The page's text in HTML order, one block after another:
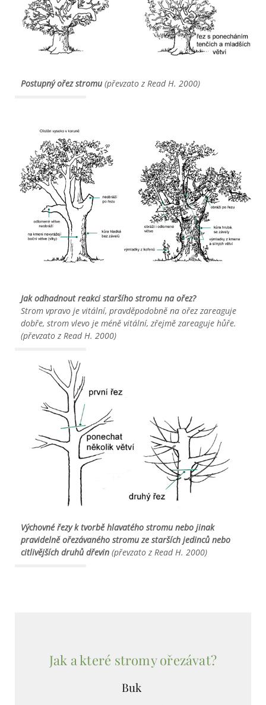
Postupný ořez stromu (převzato z Read H. 2000)
Jak odhadnout reakci staršího stromu na ořez?
Strom vpravo je vitální, pravděpodobně na ořez zareaguje
dobře, strom vlevo je méně vitální, zřejmě zareaguje hůře.
(převzato z Read H. 2000)
Výchovné řezy k tvorbě hlavatého stromu nebo jinak
pravidelně ořezávaného stromu ze starších jedinců nebo
citlivějších druhů dřevin (převzato z Read H. 2000)
Jak a které stromy ořezávat?
Buk